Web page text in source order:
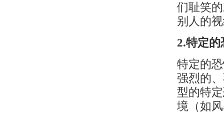
们耻笑
别人的
2.特定的
特定的
强烈的
型的特
境（如